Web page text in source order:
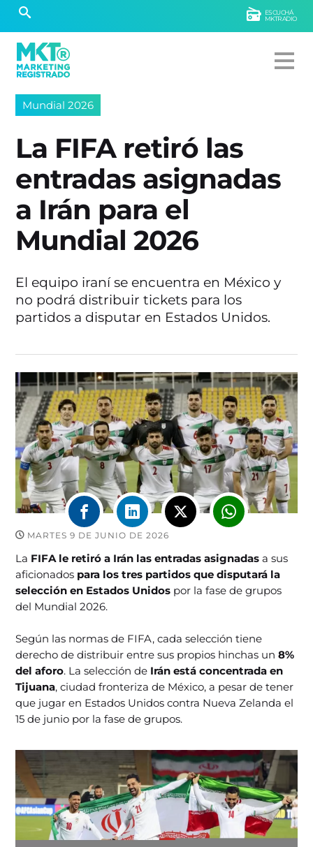
ESCUCHÁ
MKTRADIO
Mundial 2026
La FIFA retiró las
entradas asignadas
a Irán para el
Mundial 2026
El equipo iraní se encuentra en México y
no podrá distribuir tickets para los
partidos a disputar en Estados Unidos.
MARTES 9 DE JUNIO DE 2026
La FIFA le retiró a Irán las entradas asignadas a sus
aficionados para los tres partidos que disputará la
selección en Estados Unidos por la fase de grupos
del Mundial 2026.
Según las normas de FIFA, cada selección tiene
derecho de distribuir entre sus propios hinchas un 8%
del aforo. La selección de Irán está concentrada en
Tijuana, ciudad fronteriza de México, a pesar de tener
que jugar en Estados Unidos contra Nueva Zelanda el
15 de junio por la fase de grupos.